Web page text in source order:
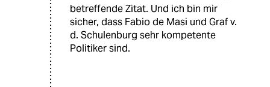
betreffende Zitat. Und ich bin mir
sicher, dass Fabio de Masi und Graf v.
d. Schulenburg sehr kompetente
Politiker sind.